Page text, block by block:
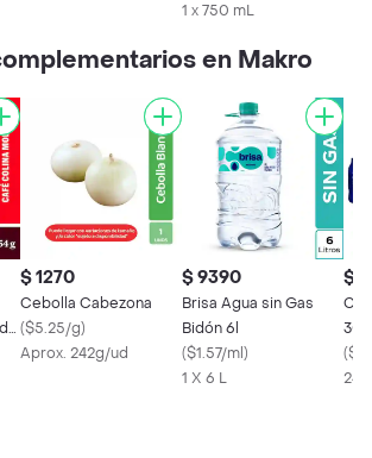
1 x 750 mL
en Makro
$ 1270
Cebolla Cabezona
($5.25/g)
Aprox. 242g/ud
$ 9390
Brisa Agua sin Gas
Bidón 6l
($1.57/ml)
1 X 6 L
$
(
24